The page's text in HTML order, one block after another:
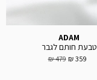
ADAM
טבעת חותם לגבר
359 ₪
479 ₪